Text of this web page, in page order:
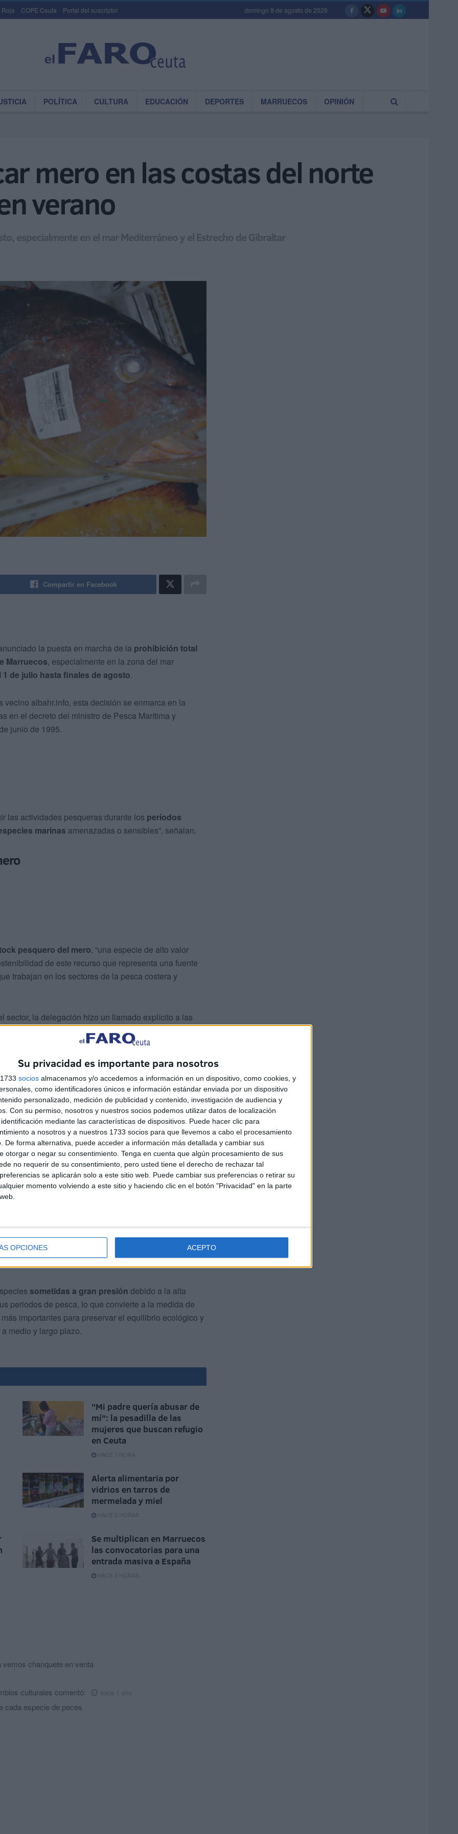
Su privacidad es importante para nosotros
socios almacenamos y/o accedemos a información en un dispositivo, como cookies, y
como identificadores únicos e información estándar enviada por un dispositivo
personalizado, medición de publicidad y contenido, investigación de audiencia y
Con su permiso, nosotros y nuestros socios podemos utilizar datos de localización
mediante las características de dispositivos. Puede hacer clic para
a nosotros y a nuestros 1733 socios para que llevemos a cabo el procesamiento
De forma alternativa, puede acceder a información más detallada y cambiar sus
otorgar o negar su consentimiento. Tenga en cuenta que algún procesamiento de sus
no requerir de su consentimiento, pero usted tiene el derecho de rechazar tal
se aplicarán solo a este sitio web. Puede cambiar sus preferencias o retirar su
momento volviendo a este sitio y haciendo clic en el botón "Privacidad" en la parte
OPCIONES ACEPTO
Roja COPE Ceuta Portal del suscriptor domingo 9 de agosto de 2026
POLÍTICA CULTURA EDUCACIÓN DEPORTES MARRUECOS OPINIÓN
mero en las costas del norte
verano
especialmente en el mar Mediterráneo y el Estrecho de Gibraltar
Compartir en Facebook
la puesta en marcha de la prohibición total
Marruecos, especialmente en la zona del mar
1 de julio hasta finales de agosto.
albahr.info, esta decisión se enmarca en la
en el decreto del ministro de Pesca Marítima y
junio de 1995.
las actividades pesqueras durante los períodos
marinas amenazadas o sensibles”, señalan.
pesquero del mero, “una especie de alto valor
de este recurso que representa una fuente
trabajan en los sectores de la pesca costera y
sector, la delegación hizo un llamado explícito a las
de embarcaciones para que cumplan con el
que afecte a esta especie durante su
en el terreno intensificarán elseguimiento de
marítima, con el fin de detectar posibles infracciones
sometidas a gran presión debido a la alta
periodos de pesca, lo que convierte a la medida de
importantes para preservar el equilibrio ecológico y
medio y largo plazo.
"Mi padre quería abusar de
mí": la pesadilla de las
mujeres que buscan refugio
en Ceuta
HACE 1 HORA
Alerta alimentaria por
vidrios en tarros de
mermelada y miel
HACE 2 HORAS
Se multiplican en Marruecos
las convocatorias para una
entrada masiva a España
HACE 3 HORAS
chanquete en venta
culturales comentó: hace 1 año
cada especie de peces